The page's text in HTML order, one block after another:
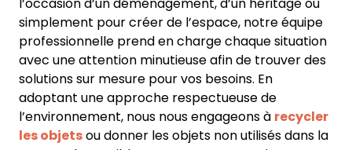
simplement pour créer de l’espace, notre équipe
professionnelle prend en charge chaque situation
avec une attention minutieuse afin de trouver des
solutions sur mesure pour vos besoins. En
adoptant une approche respectueuse de
l’environnement, nous nous engageons à recycler
les objetsou donner les objets non utilisés dans la